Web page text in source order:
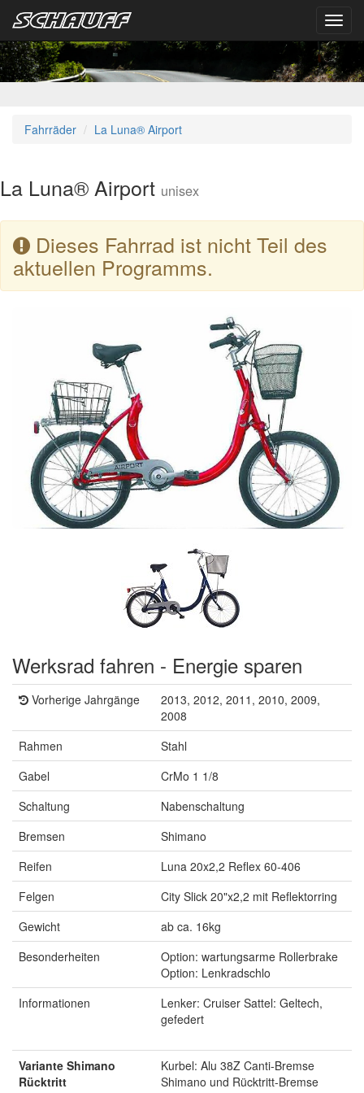
Fahrräder La Luna® Airport
La Luna® Airport unisex
Dieses Fahrrad ist nicht Teil des
aktuellen Programms.
Werksrad fahren - Energie sparen
Vorherige Jahrgänge
2013, 2012, 2011, 2010, 2009,
2008
Rahmen
Stahl
Gabel
CrMo 1 1/8
Schaltung
Nabenschaltung
Bremsen
Shimano
Reifen
Luna 20x2,2 Reflex 60-406
Felgen
City Slick 20"x2,2 mit Reflektorring
Gewicht
ab ca. 16kg
Besonderheiten
Option: wartungsarme Rollerbrake
Option: Lenkradschlo
Informationen
Lenker: Cruiser Sattel: Geltech,
gefedert
Variante Shimano
Rücktritt
Kurbel: Alu 38Z Canti-Bremse
Shimano und Rücktritt-Bremse